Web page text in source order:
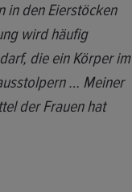
in den Eierstöcken
wird häufig
die ein Körper im
… Meiner
der Frauen hat